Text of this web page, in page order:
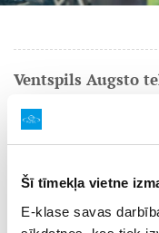
Šī tīmekļa vietne
E-klase savas
Ventspils Augsto
kontaktpunktiem
izglītības
telpu “Nākotnes
ietvaros uzzinātu
konceptu un